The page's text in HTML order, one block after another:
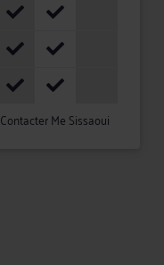
Contacter Me Sissaoui